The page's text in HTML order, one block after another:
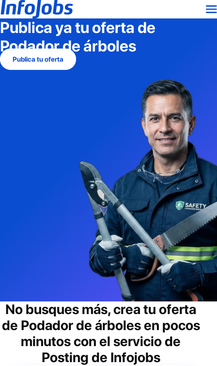
Publica ya tu oferta de
Podador de árboles
Publica tu oferta
No busques más, crea tu oferta
de Podador de árbolesen pocos
minutos con el servicio de
Posting de Infojobs